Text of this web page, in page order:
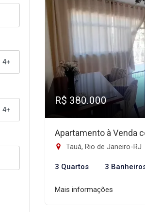
4+
4+
R$ 380.000
Apartamento à Venda
Tauá, Rio de Janeiro-RJ
3 Quartos 3
Mais informações